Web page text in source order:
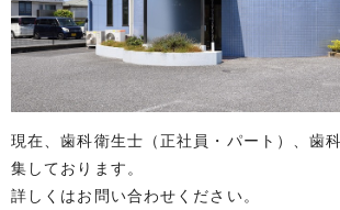
現在、歯科衛生士（正社員・パート）、歯
集しております。
詳しくはお問い合わせください。